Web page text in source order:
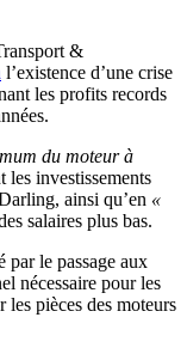
&
l’existence d’une crise
les profits records
du moteur à
les investissements
ainsi qu’en «
salaires plus bas.
par le passage aux
nécessaire pour les
les pièces des moteurs